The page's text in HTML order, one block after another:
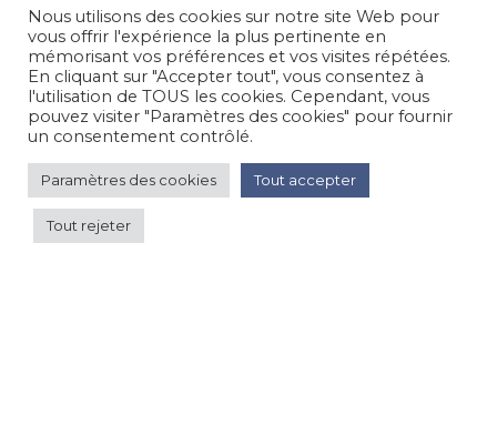
78 €/nuit
Ecolodge de charme 2 personnes à
Grenoble
Appartement /Grande ville
Nous utilisons des cookies sur notre site Web pour
vous offrir l'expérience la plus pertinente en
mémorisant vos préférences et vos visites répétées.
En cliquant sur "Accepter tout", vous consentez à
l'utilisation de TOUS les cookies. Cependant, vous
pouvez visiter "Paramètres des cookies" pour fournir
un consentement contrôlé.
Paramètres des cookies Tout accepter
Tout rejeter